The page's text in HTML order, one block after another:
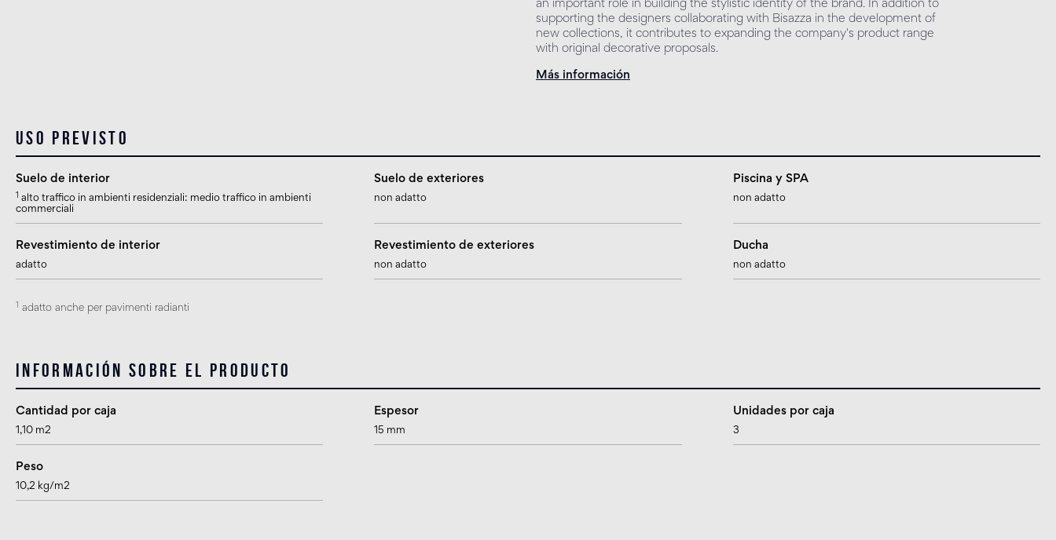
an important role in building the stylistic identity of the brand. In addition to
supporting the designers collaborating with Bisazza in the development of
new collections, it contributes to expanding the company's product range
with original decorative proposals.
Más información
Uso previsto
Suelo de interior
alto traffico in ambienti residenziali: medio traffico in ambienti
commerciali
Suelo de exteriores
non adatto
Piscina y SPA
non adatto
Revestimiento de interior
adatto
Revestimiento de exteriores
non adatto
Ducha
non adatto
adatto anche per pavimenti radianti
Información sobre el producto
Cantidad por caja
1,10 m2
Espesor
15 mm
Unidades por caja
3
Peso
10,2 kg/m2